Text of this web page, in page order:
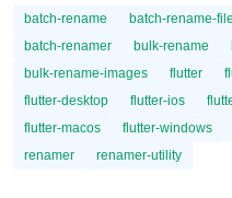
batch-rename batch-rename-
batch-renamer
bulk-rename
bulk-rename-images
flutter
flutter-desktop
flutter-ios
flutter-macos
flutter-windows
renamer
renamer-utility